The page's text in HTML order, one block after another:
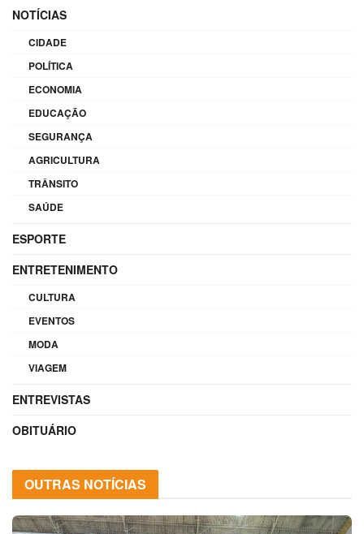
NOTÍCIAS
CIDADE
POLÍTICA
ECONOMIA
EDUCAÇÃO
SEGURANÇA
AGRICULTURA
TRÂNSITO
SAÚDE
ESPORTE
ENTRETENIMENTO
CULTURA
EVENTOS
MODA
VIAGEM
ENTREVISTAS
OBITUÁRIO
OUTRAS NOTÍCIAS